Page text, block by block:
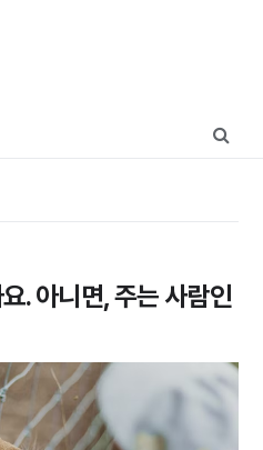
. 아니면, 주는 사람인